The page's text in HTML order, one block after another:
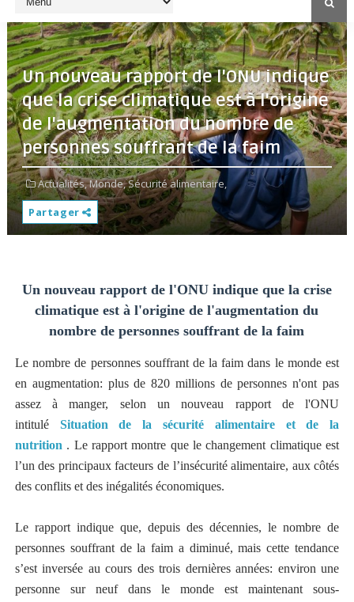
Un nouveau rapport de l'ONU indique
que la crise climatique est à l'origine
de l'augmentation du nombre de
personnes souffrant de la faim
Actualités,Monde,Sécurité alimentaire,
Partager
Un nouveau rapport de l'ONU indique que la crise
climatique est à l'origine de l'augmentation du
nombre de personnes souffrant de la faim
Le nombre de personnes souffrant de la faim dans le monde est
en augmentation: plus de 820 millions de personnes n'ont pas
assez à manger, selon un nouveau rapport de l'ONU
intitulé Situation de la sécurité alimentaire et de la
nutrition . Le rapport montre que le changement climatique est
l’un des principaux facteurs de l’insécurité alimentaire, aux côtés
des conflits et des inégalités économiques.
Le rapport indique que, depuis des décennies, le nombre de
personnes souffrant de la faim a diminué, mais cette tendance
s’est inversée au cours des trois dernières années: environ une
personne sur neuf dans le monde est maintenant sous-